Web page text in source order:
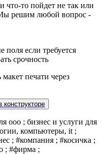
что-то пойдет не так или
решим любой вопрос -
поля если требуется
срочность
печати через
конструкторе
ооо ; бизнес и услуги для
компьютеры, it ;
; #компания ; #косичка ;
; #фирма ;